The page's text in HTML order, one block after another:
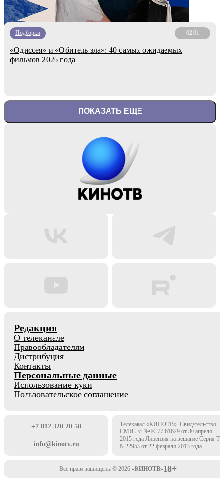
Подборки 02.01
«Одиссея» и «Обитель зла»: 40 самых ожидаемых
фильмов 2026 года
ПОКАЗАТЬ ЕЩЕ
Редакция
О телеканале
Правообладателям
Дистрибуция
Контакты
Персональные данные
Использование куки
Пользовательское соглашение
+7 812 320 20 50
info@kinotv.ru
Телеканал «КИНОТВ». Свидетельство
СМИ Эл №ФС77-61629 от 30 апреля
2015 года Лицензия на вещание Серия
№22953 от 22 февраля 2013 года
Все права защищены © 2026 «КИНОТВ»18+